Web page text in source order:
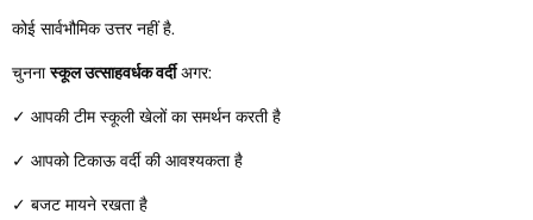
कोई सार्वभौमिक उत्तर नहीं है.
चुननास्कूल उत्साहवर्धक वर्दीअगर:
✓ आपकी टीम स्कूली खेलों का समर्थन करती है
✓ आपको टिकाऊ वर्दी की आवश्यकता है
✓ बजट मायने रखता है